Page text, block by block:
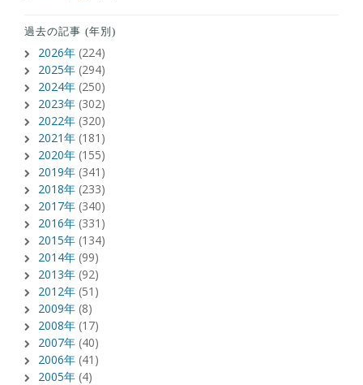
過去の記事 (年別)
2026年 (224)
2025年 (294)
2024年 (250)
2023年 (302)
2022年 (320)
2021年 (181)
2020年 (155)
2019年 (341)
2018年 (233)
2017年 (340)
2016年 (331)
2015年 (134)
2014年 (99)
2013年 (92)
2012年 (51)
2009年 (8)
2008年 (17)
2007年 (40)
2006年 (41)
2005年 (4)